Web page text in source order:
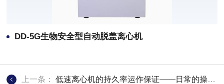
DD-5G生物安全型自动脱盖离心机
上一条：低速离心机的持久率运作保证——日常的操作维护保养技巧须知